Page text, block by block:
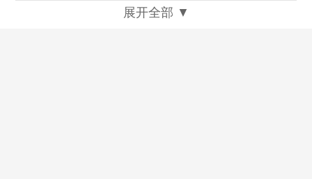
展开全部 ▼